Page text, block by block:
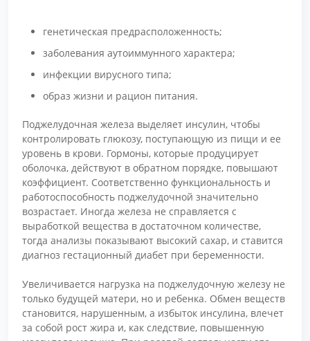
генетическая предрасположенность;
заболевания аутоиммунного характера;
инфекции вирусного типа;
образ жизни и рацион питания.
Поджелудочная железа выделяет инсулин, чтобы
контролировать глюкозу, поступающую из пищи и ее
уровень в крови. Гормоны, которые продуцирует
оболочка, действуют в обратном порядке, повышают
коэффициент. Соответственно функциональность и
работоспособность поджелудочной значительно
возрастает. Иногда железа не справляется с
выработкой вещества в достаточном количестве,
тогда анализы показывают высокий сахар, и ставится
диагноз гестационный диабет при беременности.
Увеличивается нагрузка на поджелудочную железу не
только будущей матери, но и ребенка. Обмен веществ
становится, нарушенным, а избыток инсулина, влечет
за собой рост жира и, как следствие, повышенную